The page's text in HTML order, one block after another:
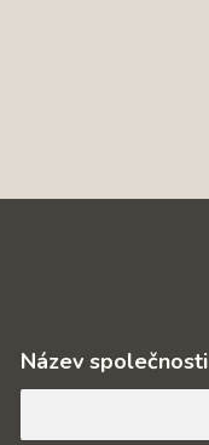
Název společnosti